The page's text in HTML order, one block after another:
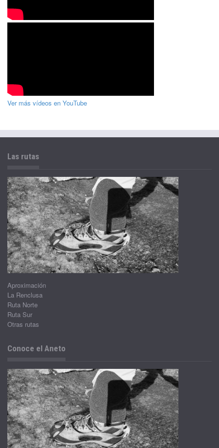
Ver más vídeos en YouTube
Las rutas
Aproximación
La Renclusa
Ruta Norte
Ruta Sur
Otras rutas
Conoce el Aneto